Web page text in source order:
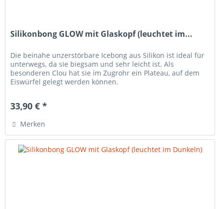
Silikonbong GLOW mit Glaskopf (leuchtet im...
Die beinahe unzerstörbare Icebong aus Silikon ist ideal für
unterwegs, da sie biegsam und sehr leicht ist. Als
besonderen Clou hat sie im Zugrohr ein Plateau, auf dem
Eiswürfel gelegt werden können.
33,90 € *
Merken